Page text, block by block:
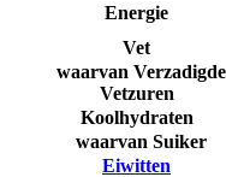
Energie
Vet
waarvan Verzadigde
Vetzuren
Koolhydraten
waarvan Suiker
Eiwitten